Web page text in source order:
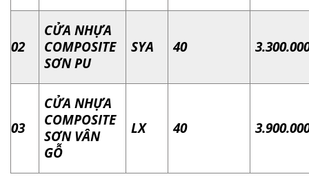
02
CỬA NHỰA
COMPOSITE
SƠN PU
SYA 40
03
CỬA NHỰA
COMPOSITE
SƠN VÂN
GỖ
LX 40